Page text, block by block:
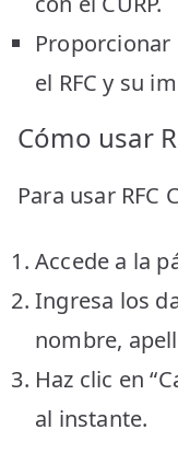
el RFC y su
Cómo usar
Para usar RFC
Accede a la
Ingresa los
nombre,
Haz clic en
al instante.